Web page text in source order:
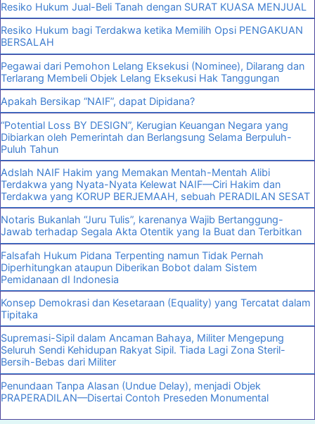
Resiko Hukum Jual-Beli Tanah dengan SURAT KUASA MENJUAL
Resiko Hukum bagi Terdakwa ketika Memilih Opsi PENGAKUAN
BERSALAH
Pegawai dari Pemohon Lelang Eksekusi (Nominee), Dilarang dan
Terlarang Membeli Objek Lelang Eksekusi Hak Tanggungan
Apakah Bersikap “NAIF”, dapat Dipidana?
“Potential Loss BY DESIGN”, Kerugian Keuangan Negara yang
Dibiarkan oleh Pemerintah dan Berlangsung Selama Berpuluh-
Puluh Tahun
Adslah NAIF Hakim yang Memakan Mentah-Mentah Alibi
Terdakwa yang Nyata-Nyata Kelewat NAIF—Ciri Hakim dan
Terdakwa yang KORUP BERJEMAAH, sebuah PERADILAN SESAT
Notaris Bukanlah “Juru Tulis”, karenanya Wajib Bertanggung-
Jawab terhadap Segala Akta Otentik yang Ia Buat dan Terbitkan
Falsafah Hukum Pidana Terpenting namun Tidak Pernah
Diperhitungkan ataupun Diberikan Bobot dalam Sistem
Pemidanaan dI Indonesia
Konsep Demokrasi dan Kesetaraan (Equality) yang Tercatat dalam
Tipitaka
Supremasi-Sipil dalam Ancaman Bahaya, Militer Mengepung
Seluruh Sendi Kehidupan Rakyat Sipil. Tiada Lagi Zona Steril-
Bersih-Bebas dari Militer
Penundaan Tanpa Alasan (Undue Delay), menjadi Objek
PRAPERADILAN—Disertai Contoh Preseden Monumental